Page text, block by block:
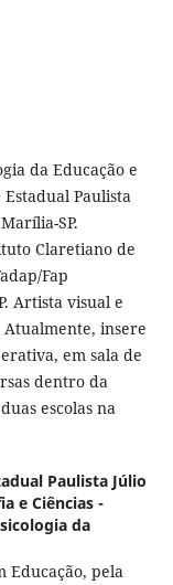
da Educação e
Paulista
SP.
Claretiano de
Fap
Artista visual e
Atualmente, insere
em sala de
dentro da
escolas na
Paulista Júlio
e Ciências -
da
Educação, pela